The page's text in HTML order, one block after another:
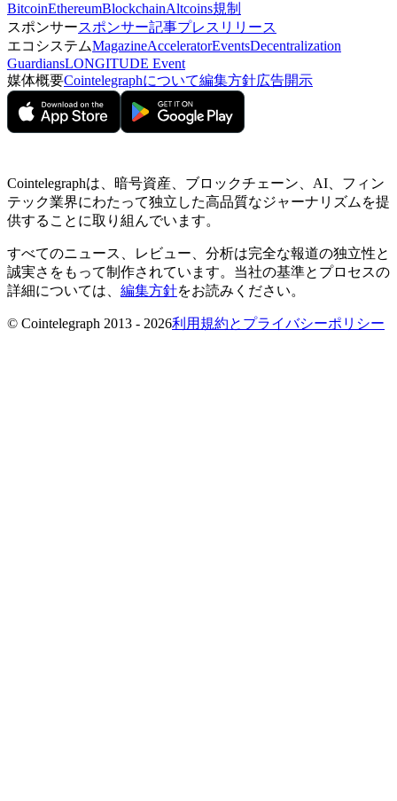
BitcoinEthereumBlockchainAltcoins規制
スポンサースポンサー記事プレスリリース
エコシステムMagazineAcceleratorEventsDecentralization
GuardiansLONGITUDE Event
媒体概要Cointelegraphについて編集方針広告開示
Cointelegraphは、暗号資産、ブロックチェーン、AI、フィン
テック業界にわたって独立した高品質なジャーナリズムを提
供することに取り組んでいます。
すべてのニュース、レビュー、分析は完全な報道の独立性と
誠実さをもって制作されています。当社の基準とプロセスの
詳細については、 編集方針をお読みください。
© Cointelegraph 2013 - 2026利用規約とプライバシーポリシー